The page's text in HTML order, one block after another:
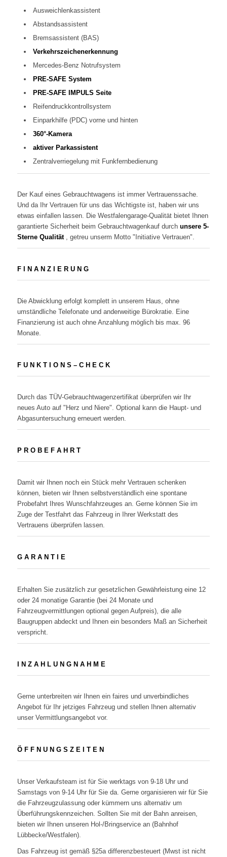
Ausweichlenkassistent
Abstandsassistent
Bremsassistent (BAS)
Verkehrszeichenerkennung
Mercedes-Benz Notrufsystem
PRE-SAFE System
PRE-SAFE IMPULS Seite
Reifendruckkontrollsystem
Einparkhilfe (PDC) vorne und hinten
360°-Kamera
aktiver Parkassistent
Zentralverriegelung mit Funkfernbedienung
Der Kauf eines Gebrauchtwagens ist immer Vertrauenssache.
Und da Ihr Vertrauen für uns das Wichtigste ist, haben wir uns
etwas einfallen lassen. Die Westfalengarage-Qualität bietet Ihnen
garantierte Sicherheit beim Gebrauchtwagenkauf durch unsere 5-
Sterne Qualität, getreu unserm Motto "Initiative Vertrauen".
F I N A N Z I E R U N G
Die Abwicklung erfolgt komplett in unserem Haus, ohne
umständliche Telefonate und anderweitige Bürokratie. Eine
Finanzierung ist auch ohne Anzahlung möglich bis max. 96
Monate.
F U N K T I O N S – C H E C K
Durch das TÜV-Gebrauchtwagenzertifikat überprüfen wir Ihr
neues Auto auf "Herz und Niere". Optional kann die Haupt- und
Abgasuntersuchung erneuert werden.
P R O B E F A H R T
Damit wir Ihnen noch ein Stück mehr Vertrauen schenken
können, bieten wir Ihnen selbstverständlich eine spontane
Probefahrt Ihres Wunschfahrzeuges an. Gerne können Sie im
Zuge der Testfahrt das Fahrzeug in Ihrer Werkstatt des
Vertrauens überprüfen lassen.
G A R A N T I E
Erhalten Sie zusätzlich zur gesetzlichen Gewährleistung eine 12
oder 24 monatige Garantie (bei 24 Monate und
Fahrzeugvermittlungen optional gegen Aufpreis), die alle
Baugruppen abdeckt und Ihnen ein besonders Maß an Sicherheit
verspricht.
I N Z A H L U N G N A H M E
Gerne unterbreiten wir Ihnen ein faires und unverbindliches
Angebot für Ihr jetziges Fahrzeug und stellen Ihnen alternativ
unser Vermittlungsangebot vor.
Ö F F N U N G S Z E I T E N
Unser Verkaufsteam ist für Sie werktags von 9-18 Uhr und
Samstags von 9-14 Uhr für Sie da. Gerne organisieren wir für Sie
die Fahrzeugzulassung oder kümmern uns alternativ um
Überführungskennzeichen. Sollten Sie mit der Bahn anreisen,
bieten wir Ihnen unseren Hol-/Bringservice an (Bahnhof
Lübbecke/Westfalen).
Das Fahrzeug ist gemäß §25a differenzbesteuert (Mwst ist nicht